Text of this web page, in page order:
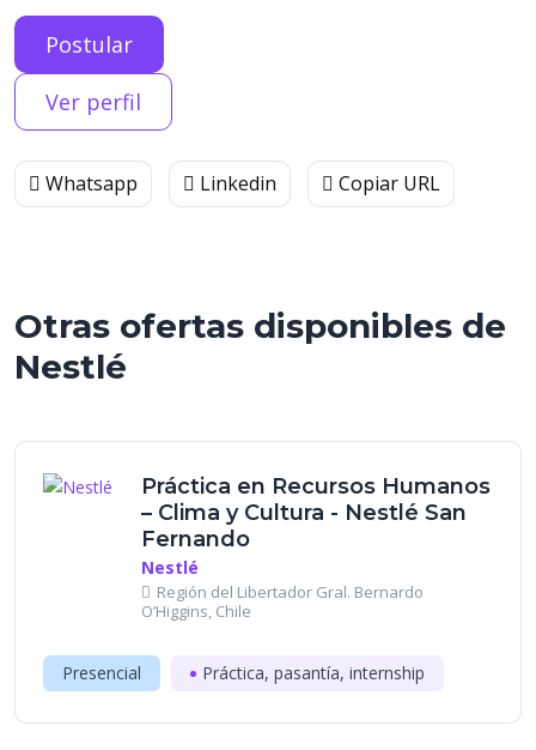
Postular
Ver perfil
Whatsapp Linkedin Copiar URL
Otras ofertas disponibles de
Nestlé
Práctica en Recursos Humanos
– Clima y Cultura - Nestlé San
Fernando
Nestlé
Región del Libertador Gral. Bernardo
O’Higgins, Chile
Presencial Práctica, pasantía, internship